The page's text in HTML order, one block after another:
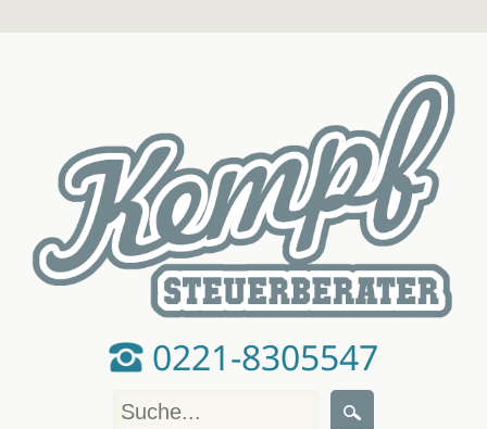
0221-8305547